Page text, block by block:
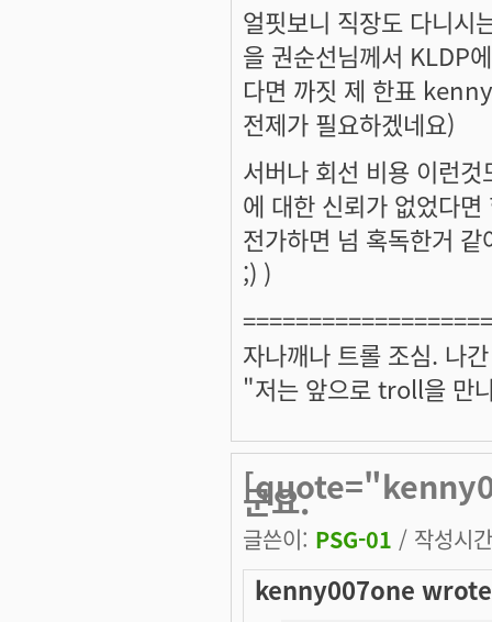
얼핏보니 직장도 다니
을 권순선님께서 KLDP
다면 까짓 제 한표
전제가 필요하겠네요)
서버나 회선 비용 이런
에 대한 신뢰가 없었다
전가하면 넘 혹독한거
;) )
자나깨나 트롤 조심. 나
"저는 앞으로 troll을 만
군요.
글쓴이: PSG-01 / 작성시
kenny007one